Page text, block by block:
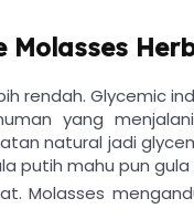
Molasses
rendah. Glycemic
yang
natural jadi
putih mahu pun gula
Molasses